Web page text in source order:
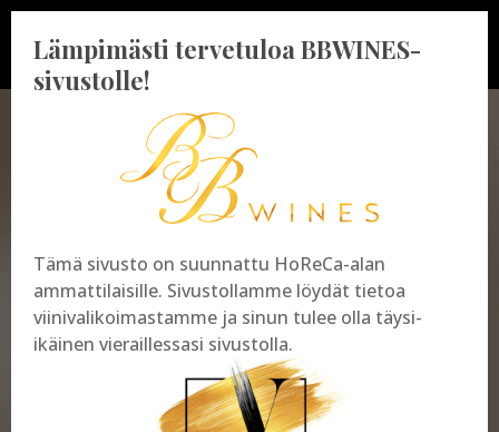
BBWINES OY
20360 Turku
y-tunnus: 2009865-8
Lämpimästi tervetuloa BBWINES-
sivustolle!
Tämä sivusto on suunnattu HoReCa-alan
ammattilaisille. Sivustollamme löydät tietoa
viinivalikoimastamme ja sinun tulee olla täysi-
ikäinen vieraillessasi sivustolla.